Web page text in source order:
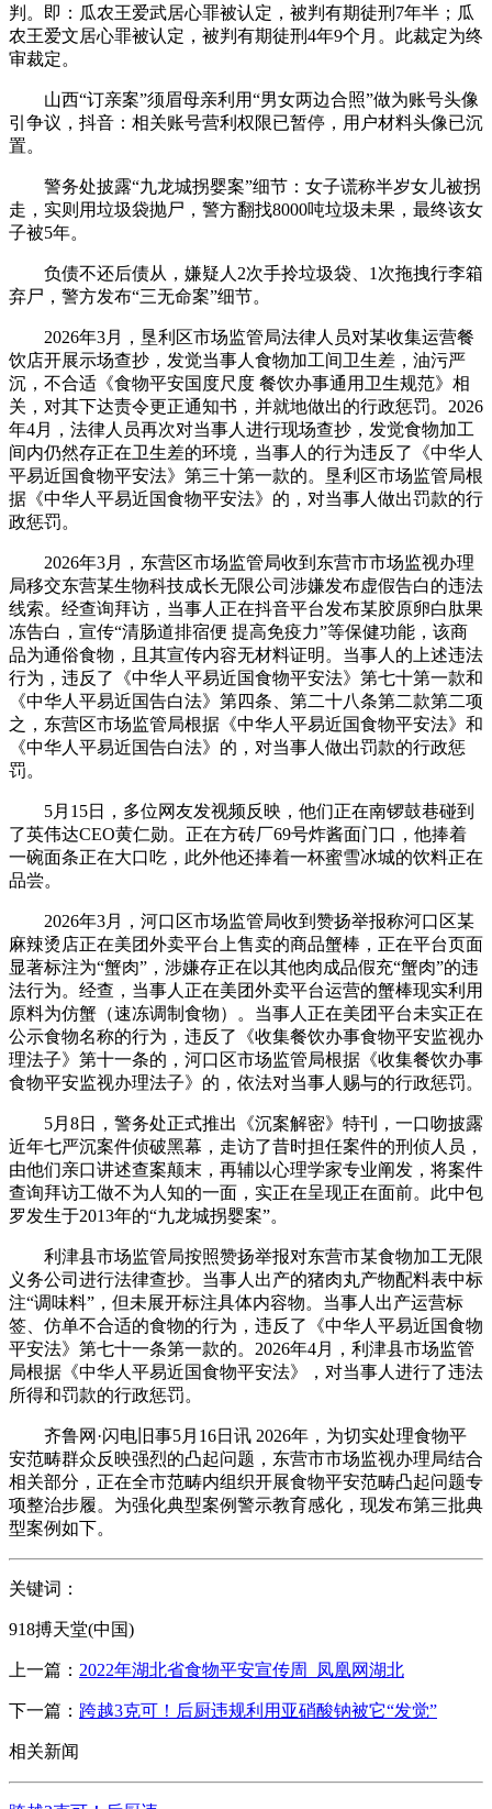
判。即：瓜农王爱武居心罪被认定，被判有期徒刑7年半；瓜
农王爱文居心罪被认定，被判有期徒刑4年9个月。此裁定为终
审裁定。
山西“订亲案”须眉母亲利用“男女两边合照”做为账号头像
引争议，抖音：相关账号营利权限已暂停，用户材料头像已沉
置。
警务处披露“九龙城拐婴案”细节：女子谎称半岁女儿被拐
走，实则用垃圾袋抛尸，警方翻找8000吨垃圾未果，最终该女
子被5年。
负债不还后债从，嫌疑人2次手拎垃圾袋、1次拖拽行李箱
弃尸，警方发布“三无命案”细节。
2026年3月，垦利区市场监管局法律人员对某收集运营餐
饮店开展示场查抄，发觉当事人食物加工间卫生差，油污严
沉，不合适《食物平安国度尺度 餐饮办事通用卫生规范》相
关，对其下达责令更正通知书，并就地做出的行政惩罚。2026
年4月，法律人员再次对当事人进行现场查抄，发觉食物加工
间内仍然存正在卫生差的环境，当事人的行为违反了《中华人
平易近国食物平安法》第三十第一款的。垦利区市场监管局根
据《中华人平易近国食物平安法》的，对当事人做出罚款的行
政惩罚。
2026年3月，东营区市场监管局收到东营市市场监视办理
局移交东营某生物科技成长无限公司涉嫌发布虚假告白的违法
线索。经查询拜访，当事人正在抖音平台发布某胶原卵白肽果
冻告白，宣传“清肠道排宿便 提高免疫力”等保健功能，该商
品为通俗食物，且其宣传内容无材料证明。当事人的上述违法
行为，违反了《中华人平易近国食物平安法》第七十第一款和
《中华人平易近国告白法》第四条、第二十八条第二款第二项
之，东营区市场监管局根据《中华人平易近国食物平安法》和
《中华人平易近国告白法》的，对当事人做出罚款的行政惩
罚。
5月15日，多位网友发视频反映，他们正在南锣鼓巷碰到
了英伟达CEO黄仁勋。正在方砖厂69号炸酱面门口，他捧着
一碗面条正在大口吃，此外他还捧着一杯蜜雪冰城的饮料正在
品尝。
2026年3月，河口区市场监管局收到赞扬举报称河口区某
麻辣烫店正在美团外卖平台上售卖的商品蟹棒，正在平台页面
显著标注为“蟹肉”，涉嫌存正在以其他肉成品假充“蟹肉”的违
法行为。经查，当事人正在美团外卖平台运营的蟹棒现实利用
原料为仿蟹（速冻调制食物）。当事人正在美团平台未实正在
公示食物名称的行为，违反了《收集餐饮办事食物平安监视办
理法子》第十一条的，河口区市场监管局根据《收集餐饮办事
食物平安监视办理法子》的，依法对当事人赐与的行政惩罚。
5月8日，警务处正式推出《沉案解密》特刊，一口吻披露
近年七严沉案件侦破黑幕，走访了昔时担任案件的刑侦人员，
由他们亲口讲述查案颠末，再辅以心理学家专业阐发，将案件
查询拜访工做不为人知的一面，实正在呈现正在面前。此中包
罗发生于2013年的“九龙城拐婴案”。
利津县市场监管局按照赞扬举报对东营市某食物加工无限
义务公司进行法律查抄。当事人出产的猪肉丸产物配料表中标
注“调味料”，但未展开标注具体内容物。当事人出产运营标
签、仿单不合适的食物的行为，违反了《中华人平易近国食物
平安法》第七十一条第一款的。2026年4月，利津县市场监管
局根据《中华人平易近国食物平安法》，对当事人进行了违法
所得和罚款的行政惩罚。
齐鲁网·闪电旧事5月16日讯 2026年，为切实处理食物平
安范畴群众反映强烈的凸起问题，东营市市场监视办理局结合
相关部分，正在全市范畴内组织开展食物平安范畴凸起问题专
项整治步履。为强化典型案例警示教育感化，现发布第三批典
型案例如下。
关键词：
918搏天堂(中国)
上一篇： 2022年湖北省食物平安宣传周_凤凰网湖北
下一篇： 跨越3克可！后厨违规利用亚硝酸钠被它“发觉”
相关新闻